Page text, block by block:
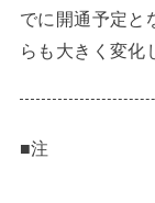
でに開通予定と
らも大きく変化
■注